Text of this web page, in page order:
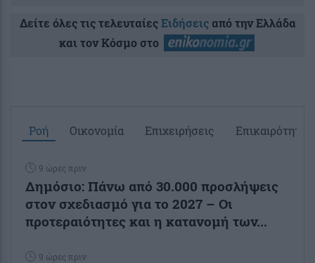
Δείτε όλες τις τελευταίεςΕιδήσειςαπό την Ελλάδα
και τον Κόσμο στο
Ροή Οικονομία Επιχειρήσεις Επικαιρότητα
9 ώρες πριν
Δημόσιο: Πάνω από 30.000 προσλήψεις
στον σχεδιασμό για το 2027 – Οι
προτεραιότητες και η κατανομή των...
9 ώρες πριν